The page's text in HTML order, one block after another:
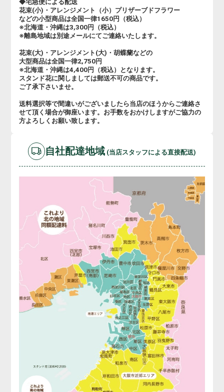
◆宅急便による配送
花束(小)・アレンジメント（小）プリザーブドフラワー
などの小型商品は全国一律1650円（税込）
※北海道・沖縄は3,300円（税込）
※離島地域は別途メールにてご連絡いたします。
花束(大)・アレンジメント(大)・胡蝶蘭などの
大型商品は全国一律2,750円
※北海道・沖縄は4,400円（税込）となります。
スタンド花に関しましては郵送不可の商品です。
ご了承下さいませ。
送料選択等で間違いがございましたら当店のほうからご連絡さ
せて頂く場合が御座います。お手数をおかけしますがご協力の
方よろしくお願い致します。
自社配達地域 (当店スタッフによる直接配送)